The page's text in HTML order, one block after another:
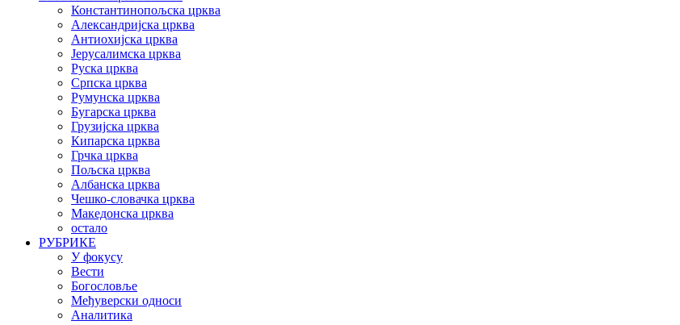
Константинопољска црква
Александријска црква
Антиохијска црква
Јерусалимска црква
Руска црква
Српска црква
Румунска црква
Бугарска црква
Грузијска црква
Кипарска црква
Грчка црква
Пољска црква
Албанска црква
Чешко-словачка црква
Македонска црква
остало
РУБРИКЕ
У фокусу
Вести
Богословље
Међуверски односи
Аналитика